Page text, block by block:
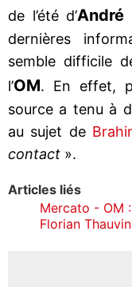
de l’été d’André
dernières
semble difficile
l’OM. En effet,
source a tenu à
au sujet de
contact ».
Articles liés
Mercato - OM
Florian